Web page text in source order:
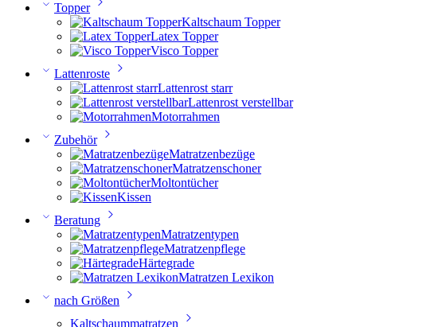
Topper
Kaltschaum Topper
Latex Topper
Visco Topper
Lattenroste
Lattenrost starr
Lattenrost verstellbar
Motorrahmen
Zubehör
Matratzenbezüge
Matratzenschoner
Moltontücher
Kissen
Beratung
Matratzentypen
Matratzenpflege
Härtegrade
Matratzen Lexikon
nach Größen
Kaltschaummatratzen